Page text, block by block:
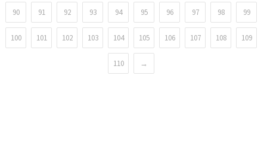
90 91 92 93 94 95 96 97 98 99
100 101 102 103 104 105 106 107 108 109
110 →